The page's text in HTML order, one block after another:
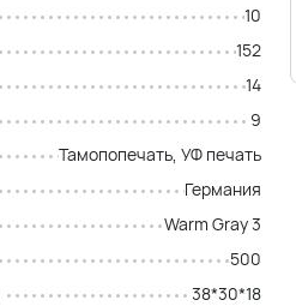
10
152
14
9
Тамопопечать, УФ печать
Германия
Warm Gray 3
500
38*30*18